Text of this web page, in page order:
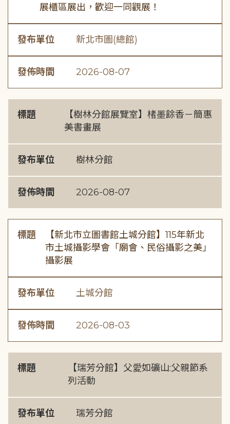
展櫃區展出，歡迎一同觀展！
發布單位 新北市圖(總館)
發佈時間 2026-08-07
標題
【樹林分館展覽室】楮墨餘香－簡惠
美書畫展
發布單位 樹林分館
發佈時間 2026-08-07
標題
【新北市立圖書館土城分館】115年新北
市土城攝影學會「廟會、民俗攝影之美」
攝影展
發布單位 土城分館
發佈時間 2026-08-03
標題
【瑞芳分館】父愛如礦山:父親節系
列活動
發布單位 瑞芳分館